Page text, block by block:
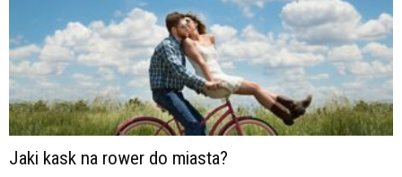
Jaki kask na rower do miasta?